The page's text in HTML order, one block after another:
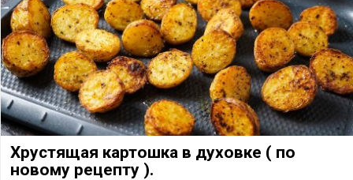
Хрустящая картошка в духовке ( по
новому рецепту ).